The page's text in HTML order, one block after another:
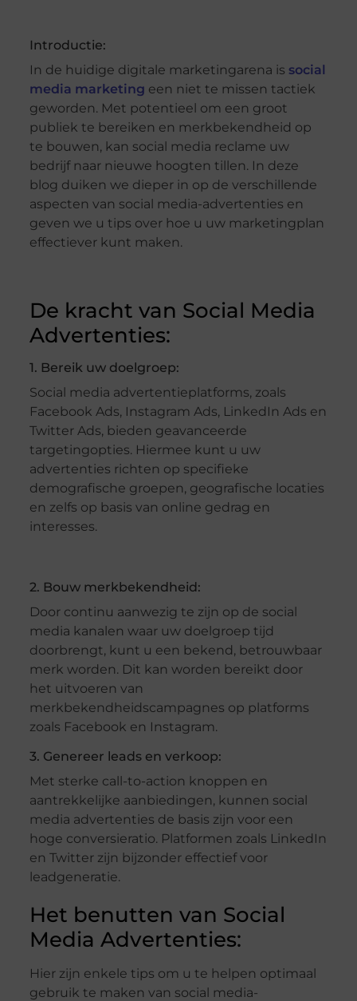
Introductie:
In de huidige digitale marketingarena is social
media marketing een niet te missen tactiek
geworden. Met potentieel om een groot
publiek te bereiken en merkbekendheid op
te bouwen, kan social media reclame uw
bedrijf naar nieuwe hoogten tillen. In deze
blog duiken we dieper in op de verschillende
aspecten van social media-advertenties en
geven we u tips over hoe u uw marketingplan
effectiever kunt maken.
De kracht van Social Media
Advertenties:
1. Bereik uw doelgroep:
Social media advertentieplatforms, zoals
Facebook Ads, Instagram Ads, LinkedIn Ads en
Twitter Ads, bieden geavanceerde
targetingopties. Hiermee kunt u uw
advertenties richten op specifieke
demografische groepen, geografische locaties
en zelfs op basis van online gedrag en
interesses.
2. Bouw merkbekendheid:
Door continu aanwezig te zijn op de social
media kanalen waar uw doelgroep tijd
doorbrengt, kunt u een bekend, betrouwbaar
merk worden. Dit kan worden bereikt door
het uitvoeren van
merkbekendheidscampagnes op platforms
zoals Facebook en Instagram.
3. Genereer leads en verkoop:
Met sterke call-to-action knoppen en
aantrekkelijke aanbiedingen, kunnen social
media advertenties de basis zijn voor een
hoge conversieratio. Platformen zoals LinkedIn
en Twitter zijn bijzonder effectief voor
leadgeneratie.
Het benutten van Social
Media Advertenties:
Hier zijn enkele tips om u te helpen optimaal
gebruik te maken van social media-